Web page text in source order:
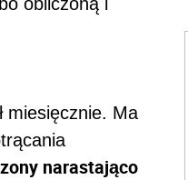
miesięcznie. Ma
narastająco